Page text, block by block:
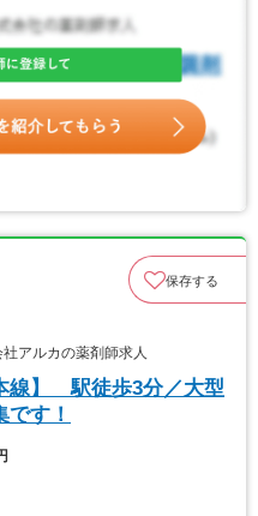
保存する
アルカの薬剤師求人
線】 駅徒歩3分／大型
す！